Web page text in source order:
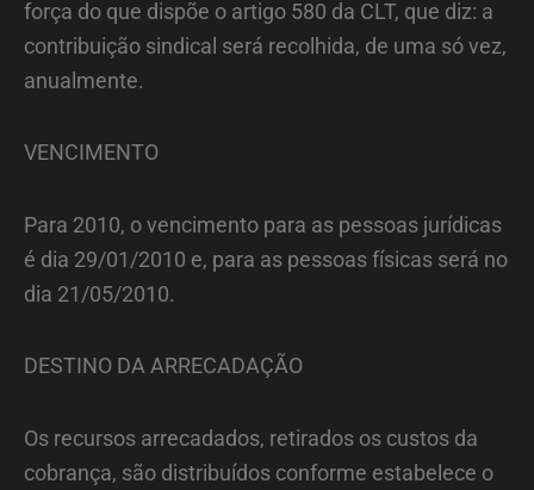
força do que dispõe o artigo 580 da CLT, que diz: a
contribuição sindical será recolhida, de uma só vez,
anualmente.
VENCIMENTO
Para 2010, o vencimento para as pessoas jurídicas
é dia 29/01/2010 e, para as pessoas físicas será no
dia 21/05/2010.
DESTINO DA ARRECADAÇÃO
Os recursos arrecadados, retirados os custos da
cobrança, são distribuídos conforme estabelece o